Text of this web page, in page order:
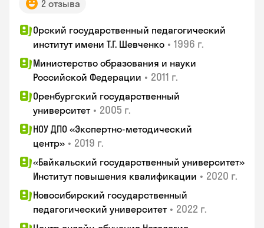
2 отзыва
Орский государственный педагогический
институт имени Т.Г. Шевченко • 1996 г.
Министерство образования и науки
Российской Федерации • 2011 г.
Оренбургский государственный
университет • 2005 г.
НОУ ДПО «Экспертно-методический
центр» • 2019 г.
«Байкальский государственный университет»
Институт повышения квалификации • 2020 г.
Новосибирский государственный
педагогический университет • 2022 г.